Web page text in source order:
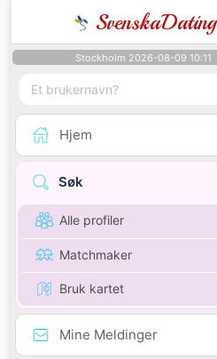
SvenskaDating
Stockholm 2026-08-09 10:11
Hjem
Søk
Alle profiler
Matchmaker
Bruk kartet
Mine Meldinger